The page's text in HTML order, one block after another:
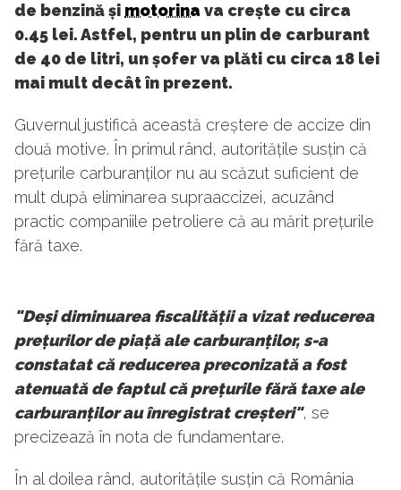
de benzină și motorina va crește cu circa
0.45 lei. Astfel, pentru un plin de carburant
de 40 de litri, un șofer va plăti cu circa 18 lei
mai mult decât în prezent.
Guvernul justifică această creștere de accize din
două motive. În primul rând, autoritățile susțin că
prețurile carburanților nu au scăzut suficient de
mult după eliminarea supraaccizei, acuzând
practic companiile petroliere că au mărit prețurile
fără taxe.
"Deși diminuarea fiscalității a vizat reducerea
prețurilor de piață ale carburanților, s-a
constatat că reducerea preconizată a fost
atenuată de faptul că prețurile fără taxe ale
carburanților au înregistrat creșteri", se
precizează în nota de fundamentare.
În al doilea rând, autoritățile susțin că România